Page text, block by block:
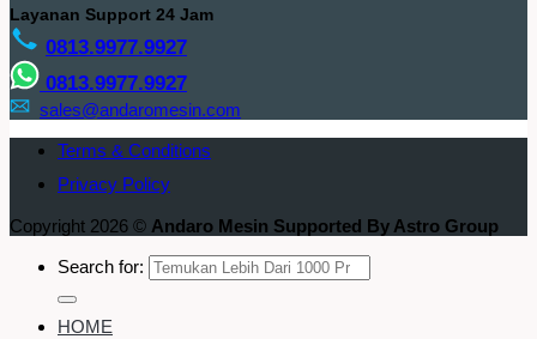
Layanan Support 24 Jam
0813.9977.9927
0813.9977.9927
sales@andaromesin.com
Terms & Conditions
Privacy Policy
Copyright 2026 © Andaro Mesin Supported By Astro Group
Search for:
HOME